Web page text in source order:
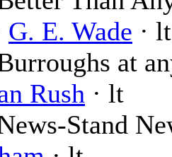
G. E. Wade · lt
Burroughs at
Rush · lt
News-Stand